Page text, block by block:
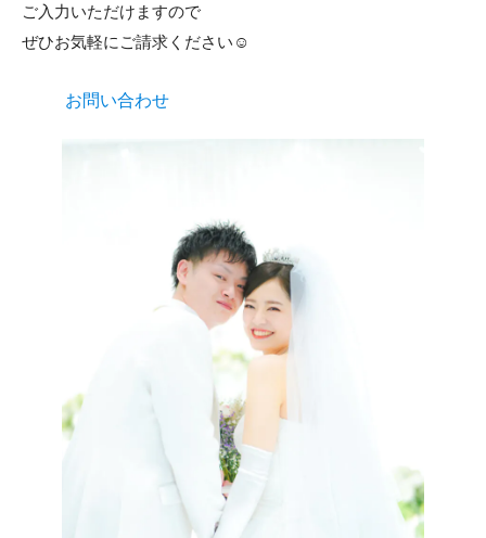
ご入力いただけますので
ぜひお気軽にご請求ください☺
お問い合わせ